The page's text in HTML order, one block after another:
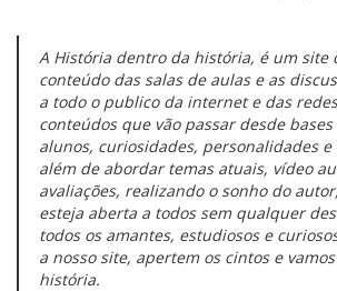
A História dentro da história, é um site
conteúdo das salas de aulas e as
a todo o publico da internet e das
conteúdos que vão passar desde
alunos, curiosidades, personalidades
além de abordar temas atuais, vídeo
avaliações, realizando o sonho do
esteja aberta a todos sem qualquer
todos os amantes, estudiosos e
a nosso site, apertem os cintos e
história.